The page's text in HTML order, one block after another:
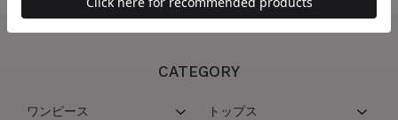
CATEGORY
ワンピース トップス